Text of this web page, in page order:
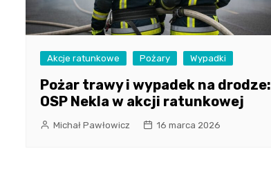
Akcje ratunkowe Pożary Wypadki
Pożar trawy i wypadek na drodze:
OSP Nekla w akcji ratunkowej
Michał Pawłowicz 16 marca 2026